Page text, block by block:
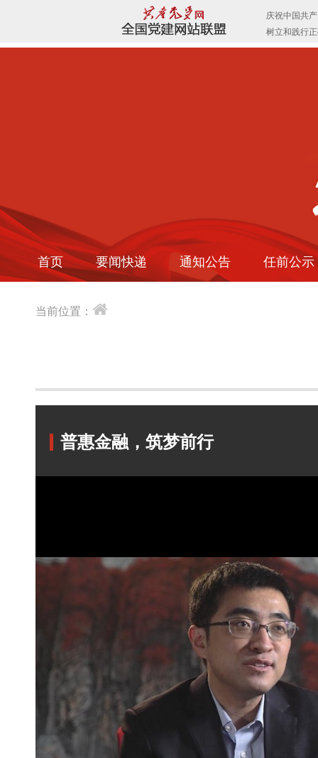
首页 要闻快递 通知公告 任前公示
当前位置：
普惠金融，筑梦前行